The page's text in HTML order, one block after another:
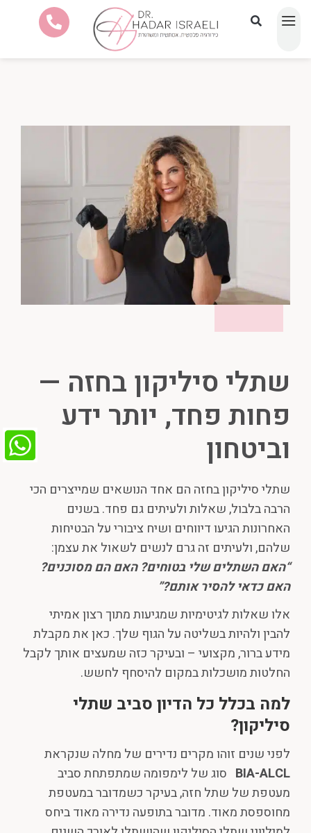
שתלי סיליקון בחזה —
פחות פחד, יותר ידע
וביטחון
שתלי סיליקון בחזה הם אחד הנושאים שמייצרים הכי
הרבה בלבול, שאלות ולעיתים גם פחד. בשנים
האחרונות הגיעו דיווחים ושיח ציבורי על הבטיחות
שלהם, ולעיתים זה גרם לנשים לשאול את עצמן:
“האם השתלים שלי בטוחים? האם הם מסוכנים?
האם כדאי להסיר אותם?”
אלו שאלות לגיטימיות שמגיעות מתוך רצון אמיתי
להבין ולהיות בשליטה על הגוף שלך. כאן את מקבלת
מידע ברור, מקצועי – ובעיקר כזה שמעצים אותך לקבל
החלטות מושכלות במקום להיסחף לחשש.
למה בכלל כל הדיון סביב שתלי
סיליקון?
לפני שנים זוהו מקרים נדירים של מחלה שנקראת
BIA-ALCL סוג של לימפומה שמתפתחת סביב
מעטפת של שתל חזה, בעיקר כשמדובר במעטפת
מחוספסת מאוד. מדובר בתופעה נדירה מאוד ביחס